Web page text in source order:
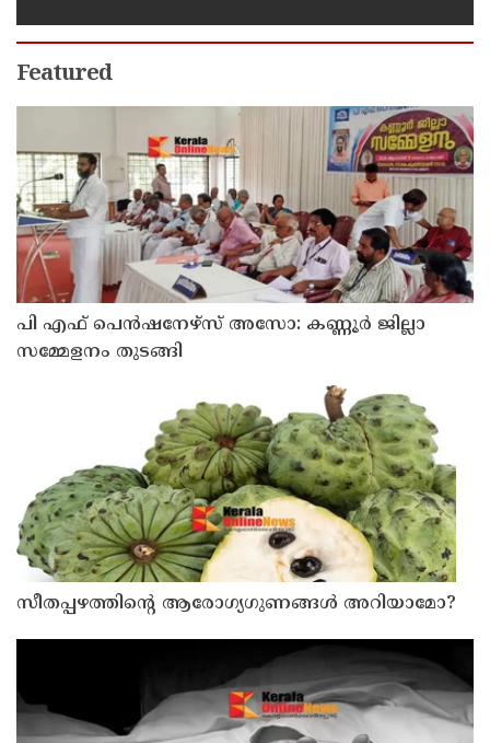
Featured
പി എഫ് പെൻഷനേഴ്സ് അസോ: കണ്ണൂർ ജില്ലാ
സമ്മേളനം തുടങ്ങി
സീതപ്പഴത്തിന്റെ ആരോഗ്യഗുണങ്ങൾ അറിയാമോ?